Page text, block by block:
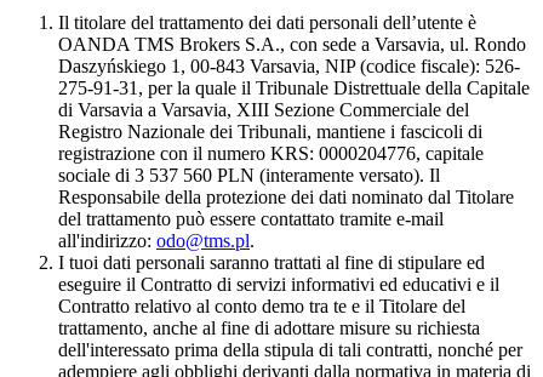
Il titolare del trattamento dei dati personali dell’utente è
OANDA TMS Brokers S.A., con sede a Varsavia, ul. Rondo
Daszyńskiego 1, 00-843 Varsavia, NIP (codice fiscale): 526-
275-91-31, per la quale il Tribunale Distrettuale della Capitale
di Varsavia a Varsavia, XIII Sezione Commerciale del
Registro Nazionale dei Tribunali, mantiene i fascicoli di
registrazione con il numero KRS: 0000204776, capitale
sociale di 3 537 560 PLN (interamente versato). Il
Responsabile della protezione dei dati nominato dal Titolare
del trattamento può essere contattato tramite e-mail
all'indirizzo: odo@tms.pl.
I tuoi dati personali saranno trattati al fine di stipulare ed
eseguire il Contratto di servizi informativi ed educativi e il
Contratto relativo al conto demo tra te e il Titolare del
trattamento, anche al fine di adottare misure su richiesta
dell'interessato prima della stipula di tali contratti, nonché per
adempiere agli obblighi derivanti dalla normativa in materia di